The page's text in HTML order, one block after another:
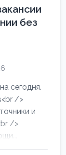
без
сегодня.
/>
и
/>